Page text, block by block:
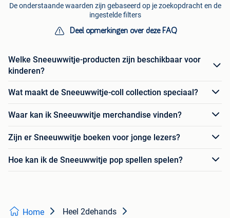
De onderstaande waarden zijn gebaseerd op je zoekopdracht en de
ingestelde filters
Deel opmerkingen over deze FAQ
Welke Sneeuwwitje-producten zijn beschikbaar voor
kinderen?
Wat maakt de Sneeuwwitje-coll collection speciaal?
Waar kan ik Sneeuwwitje merchandise vinden?
Zijn er Sneeuwwitje boeken voor jonge lezers?
Hoe kan ik de Sneeuwwitje pop spellen spelen?
Home Heel 2dehands